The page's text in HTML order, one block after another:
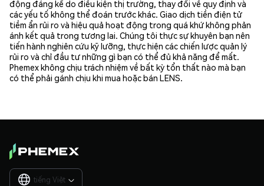
động đáng kể do điều kiện thị trường, thay đổi về quy định và
các yếu tố không thể đoán trước khác. Giao dịch tiền điện tử
tiềm ẩn rủi ro và hiệu quả hoạt động trong quá khứ không phản
ánh kết quả trong tương lai. Chúng tôi thực sự khuyên bạn nên
tiến hành nghiên cứu kỹ lưỡng, thực hiện các chiến lược quản lý
rủi ro và chỉ đầu tư những gì bạn có thể đủ khả năng để mất.
Phemex không chịu trách nhiệm về bất kỳ tổn thất nào mà bạn
có thể phải gánh chịu khi mua hoặc bán LENS.
tiếng Việt 